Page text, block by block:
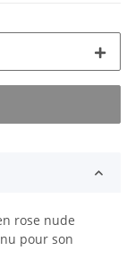
rose nude
pour son